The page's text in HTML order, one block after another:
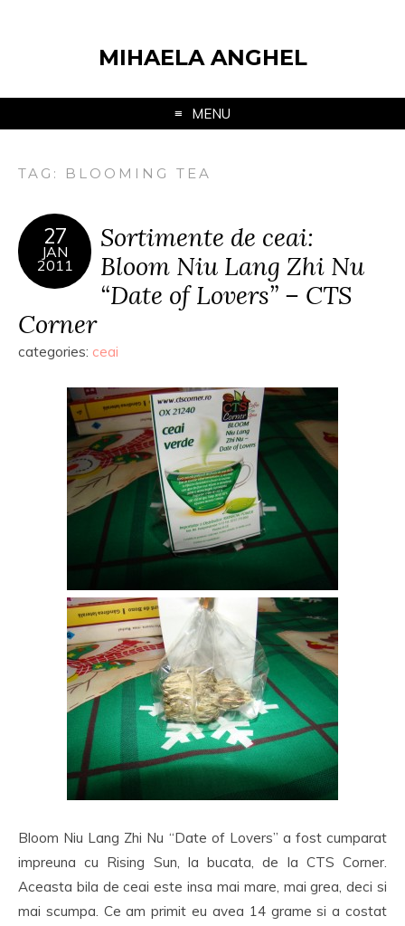
MIHAELA ANGHEL
MENU
TAG: BLOOMING TEA
27
JAN
2011
Sortimente de ceai:
Bloom Niu Lang Zhi Nu
“Date of Lovers” – CTS
Corner
categories: ceai
Bloom Niu Lang Zhi Nu “Date of Lovers” a fost cumparat
impreuna cu Rising Sun, la bucata, de la CTS Corner.
Aceasta bila de ceai este insa mai mare, mai grea, deci si
mai scumpa. Ce am primit eu avea 14 grame si a costat